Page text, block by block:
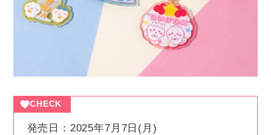
CHECK
発売日：2025年7月7日(月)